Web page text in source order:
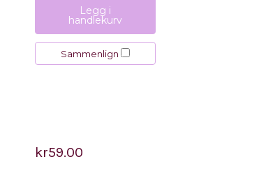
Legg i
handlekurv
Sammenlign
kr59.00